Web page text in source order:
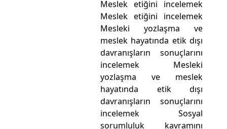
Meslek etiğini incelemek
Meslek etiğini incelemek
Mesleki yozlaşma ve
meslek hayatında etik dışı
davranışların sonuçlarını
incelemek Mesleki
yozlaşma ve meslek
hayatında etik dışı
davranışların sonuçlarını
incelemek Sosyal
sorumluluk kavramını